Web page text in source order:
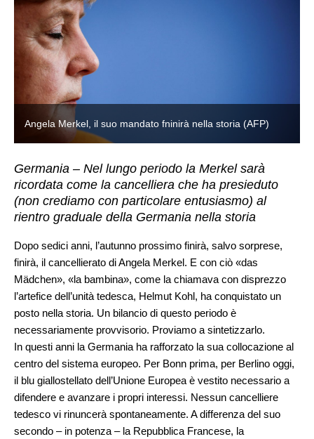
Angela Merkel, il suo mandato fninirà nella storia (AFP)
Germania – Nel lungo periodo la Merkel sarà
ricordata come la cancelliera che ha presieduto
(non crediamo con particolare entusiasmo) al
rientro graduale della Germania nella storia
Dopo sedici anni, l’autunno prossimo finirà, salvo sorprese,
finirà, il cancellierato di Angela Merkel. E con ciò «das
Mädchen», «la bambina», come la chiamava con disprezzo
l’artefice dell’unità tedesca, Helmut Kohl, ha conquistato un
posto nella storia. Un bilancio di questo periodo è
necessariamente provvisorio. Proviamo a sintetizzarlo.
In questi anni la Germania ha rafforzato la sua collocazione al
centro del sistema europeo. Per Bonn prima, per Berlino oggi,
il blu giallostellato dell’Unione Europea è vestito necessario a
difendere e avanzare i propri interessi. Nessun cancelliere
tedesco vi rinuncerà spontaneamente. A differenza del suo
secondo – in potenza – la Repubblica Francese, la